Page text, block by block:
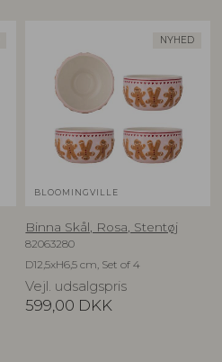
NYHED
BLOOMINGVILLE
Binna Skål, Rosa, Stentøj
82063280
D12,5xH6,5 cm, Set of 4
Vejl. udsalgspris
599,00 DKK